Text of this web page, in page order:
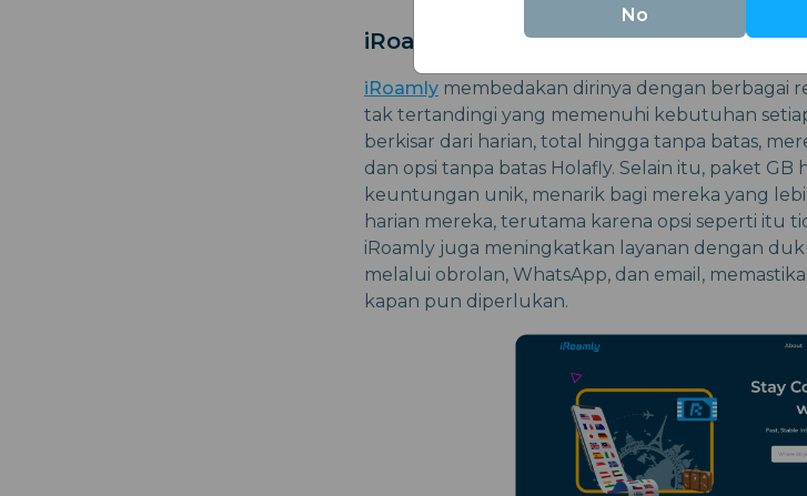
iRoamly
iRoamly membedakan dirinya dengan berbagai
tak tertandingi yang memenuhi kebutuhan
berkisar dari harian, total hingga tanpa batas,
dan opsi tanpa batas Holafly. Selain itu, paket
keuntungan unik, menarik bagi mereka yang
harian mereka, terutama karena opsi seperti itu
iRoamly juga meningkatkan layanan dengan
melalui obrolan, WhatsApp, dan email,
kapan pun diperlukan.
No